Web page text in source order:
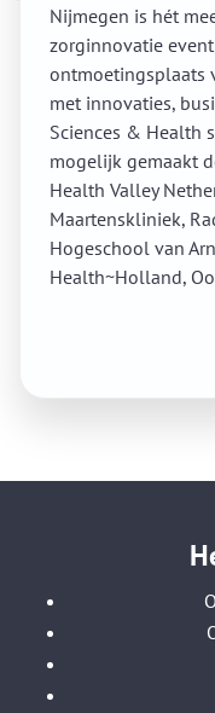
Nijmegen is hét
zorginnovatie
ontmoetingsplaats
met innovaties,
Sciences & Health
mogelijk gemaakt
Health Valley
Maartenskliniek,
Hogeschool van
Health~Holland,